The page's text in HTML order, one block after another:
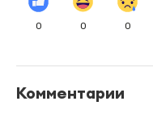
0 0 0
Комментарии